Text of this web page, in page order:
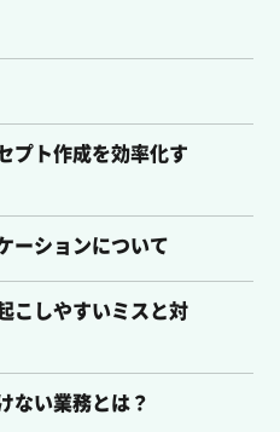
プト作成を効率化す
ーションについて
こしやすいミスと対
ない業務とは？